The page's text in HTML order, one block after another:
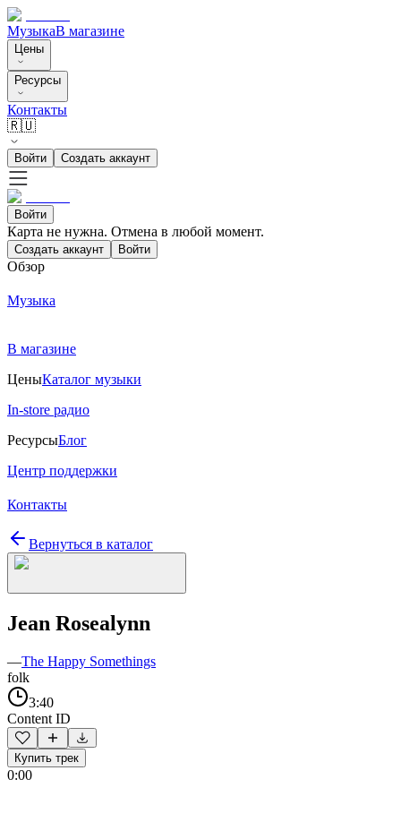
МузыкаВ магазине
Цены
Ресурсы
Контакты
🇷🇺
Войти Создать аккаунт
Войти
Карта не нужна. Отмена в любой момент.
Создать аккаунт Войти
Обзор
Музыка
В магазине
ЦеныКаталог музыки
In-store радио
РесурсыБлог
Центр поддержки
Контакты
Вернуться в каталог
Jean Rosealynn
—The Happy Somethings
folk
3:40
Content ID
Купить трек
0:00